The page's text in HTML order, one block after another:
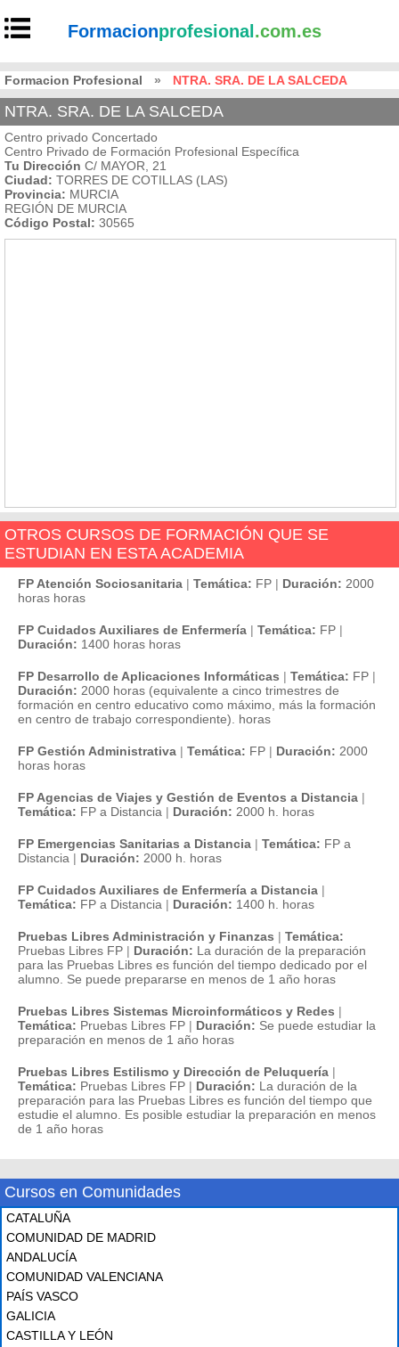
Formacionprofesional .com.es
Formacion Profesional » NTRA. SRA. DE LA SALCEDA
NTRA. SRA. DE LA SALCEDA
Centro privado Concertado
Centro Privado de Formación Profesional Específica
Tu Dirección C/ MAYOR, 21
Ciudad: TORRES DE COTILLAS (LAS)
Provincia: MURCIA
REGIÓN DE MURCIA
Código Postal: 30565
OTROS CURSOS DE FORMACIÓN QUE SE
ESTUDIAN EN ESTA ACADEMIA
FP Atención Sociosanitaria | Temática: FP | Duración: 2000
horas horas
FP Cuidados Auxiliares de Enfermería | Temática: FP |
Duración: 1400 horas horas
FP Desarrollo de Aplicaciones Informáticas | Temática: FP |
Duración: 2000 horas (equivalente a cinco trimestres de
formación en centro educativo como máximo, más la formación
en centro de trabajo correspondiente). horas
FP Gestión Administrativa | Temática: FP | Duración: 2000
horas horas
FP Agencias de Viajes y Gestión de Eventos a Distancia |
Temática: FP a Distancia | Duración: 2000 h. horas
FP Emergencias Sanitarias a Distancia | Temática: FP a
Distancia | Duración: 2000 h. horas
FP Cuidados Auxiliares de Enfermería a Distancia |
Temática: FP a Distancia | Duración: 1400 h. horas
Pruebas Libres Administración y Finanzas | Temática:
Pruebas Libres FP | Duración: La duración de la preparación
para las Pruebas Libres es función del tiempo dedicado por el
alumno. Se puede prepararse en menos de 1 año horas
Pruebas Libres Sistemas Microinformáticos y Redes |
Temática: Pruebas Libres FP | Duración: Se puede estudiar la
preparación en menos de 1 año horas
Pruebas Libres Estilismo y Dirección de Peluquería |
Temática: Pruebas Libres FP | Duración: La duración de la
preparación para las Pruebas Libres es función del tiempo que
estudie el alumno. Es posible estudiar la preparación en menos
de 1 año horas
Cursos en Comunidades
CATALUÑA
COMUNIDAD DE MADRID
ANDALUCÍA
COMUNIDAD VALENCIANA
PAÍS VASCO
GALICIA
CASTILLA Y LEÓN